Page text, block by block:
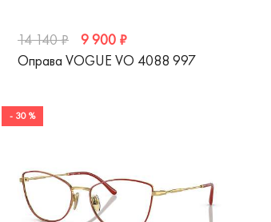
14 140 ₽
9 900 ₽
Оправа VOGUE VO 4088 997
- 30 %